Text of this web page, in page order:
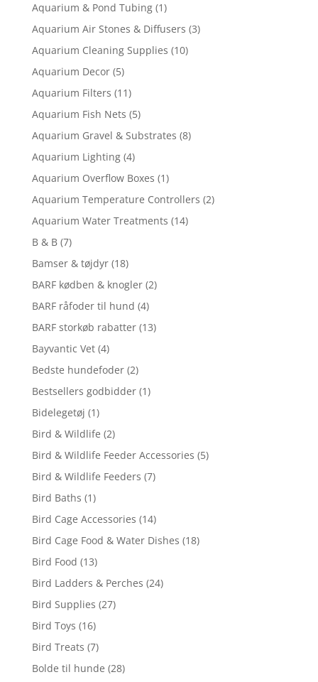
Aquarium & Pond Tubing (1)
Aquarium Air Stones & Diffusers (3)
Aquarium Cleaning Supplies (10)
Aquarium Decor (5)
Aquarium Filters (11)
Aquarium Fish Nets (5)
Aquarium Gravel & Substrates (8)
Aquarium Lighting (4)
Aquarium Overflow Boxes (1)
Aquarium Temperature Controllers (2)
Aquarium Water Treatments (14)
B & B (7)
Bamser & tøjdyr (18)
BARF kødben & knogler (2)
BARF råfoder til hund (4)
BARF storkøb rabatter (13)
Bayvantic Vet (4)
Bedste hundefoder (2)
Bestsellers godbidder (1)
Bidelegetøj (1)
Bird & Wildlife (2)
Bird & Wildlife Feeder Accessories (5)
Bird & Wildlife Feeders (7)
Bird Baths (1)
Bird Cage Accessories (14)
Bird Cage Food & Water Dishes (18)
Bird Food (13)
Bird Ladders & Perches (24)
Bird Supplies (27)
Bird Toys (16)
Bird Treats (7)
Bolde til hunde (28)